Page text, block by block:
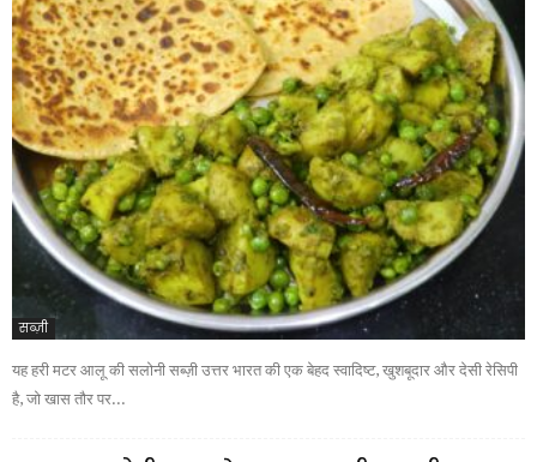
सब्ज़ी
यह हरी मटर आलू की सलोनी सब्ज़ी उत्तर भारत की एक बेहद स्वादिष्ट, खुशबूदार और देसी रेसिपी
है, जो खास तौर पर...